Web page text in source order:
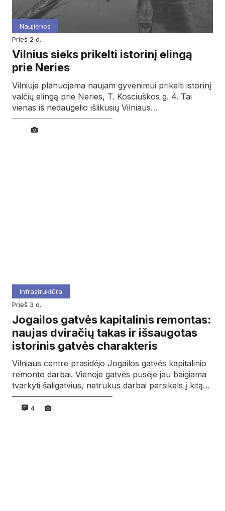
Naujienos
prieš 2 d.
Vilnius sieks prikelti istorinį elingą
prie Neries
Vilniuje planuojama naujam gyvenimui prikelti istorinį
valčių elingą prie Neries, T. Kosciuškos g. 4. Tai
vienas iš nedaugelio išlikusių Vilniaus…
Infrastruktūra
prieš 3 d.
Jogailos gatvės kapitalinis remontas:
naujas dviračių takas ir išsaugotas
istorinis gatvės charakteris
Vilniaus centre prasidėjo Jogailos gatvės kapitalinio
remonto darbai. Vienoje gatvės pusėje jau baigiama
tvarkyti šaligatvius, netrukus darbai persikels į kitą…
4